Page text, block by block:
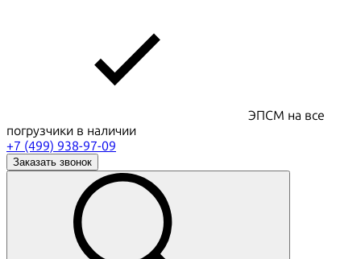
ЭПСМ на все
погрузчики в наличии
+7 (499) 938-97-09
Заказать звонок